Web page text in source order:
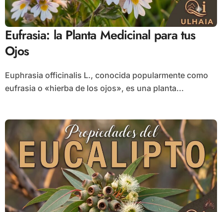
Eufrasia: la Planta Medicinal para tus
Ojos
Euphrasia officinalis L., conocida popularmente como
eufrasia o «hierba de los ojos», es una planta...